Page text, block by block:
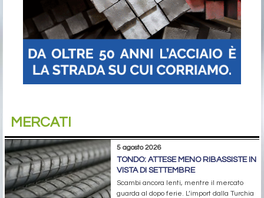
MERCATI
5 agosto 2026
TONDO: ATTESE MENO RIBASSISTE IN
VISTA DI SETTEMBRE
Scambi ancora lenti, mentre il mercato
guarda al dopo ferie. L’import dalla Turchia